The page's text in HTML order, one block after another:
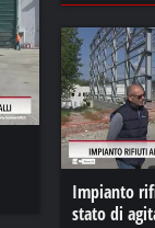
Impianto
stato di